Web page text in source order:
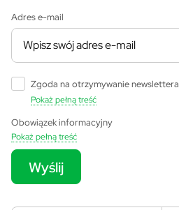
Adres e-mail
Zgoda na otrzymywanie newslettera
Pokaż pełną treść
Obowiązek informacyjny
Pokaż pełną treść
Wyślij